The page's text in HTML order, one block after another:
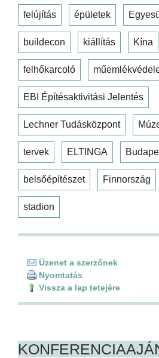
felújítás épületek
buildecon kiállítás Kína
felhőkarcoló
EBI Építésaktivitási Jelentés
Lechner Tudásközpont
tervek ELTINGA
belsőépítészet Finnország
stadion
Üzenet a szerzőnek
Nyomtatás
Vissza a lap tetejére